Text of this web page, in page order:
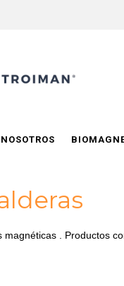
NOSOTROS
magnéticas . Productos